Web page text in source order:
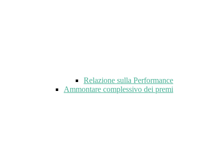
Relazione sulla Performance
Ammontare complessivo dei premi